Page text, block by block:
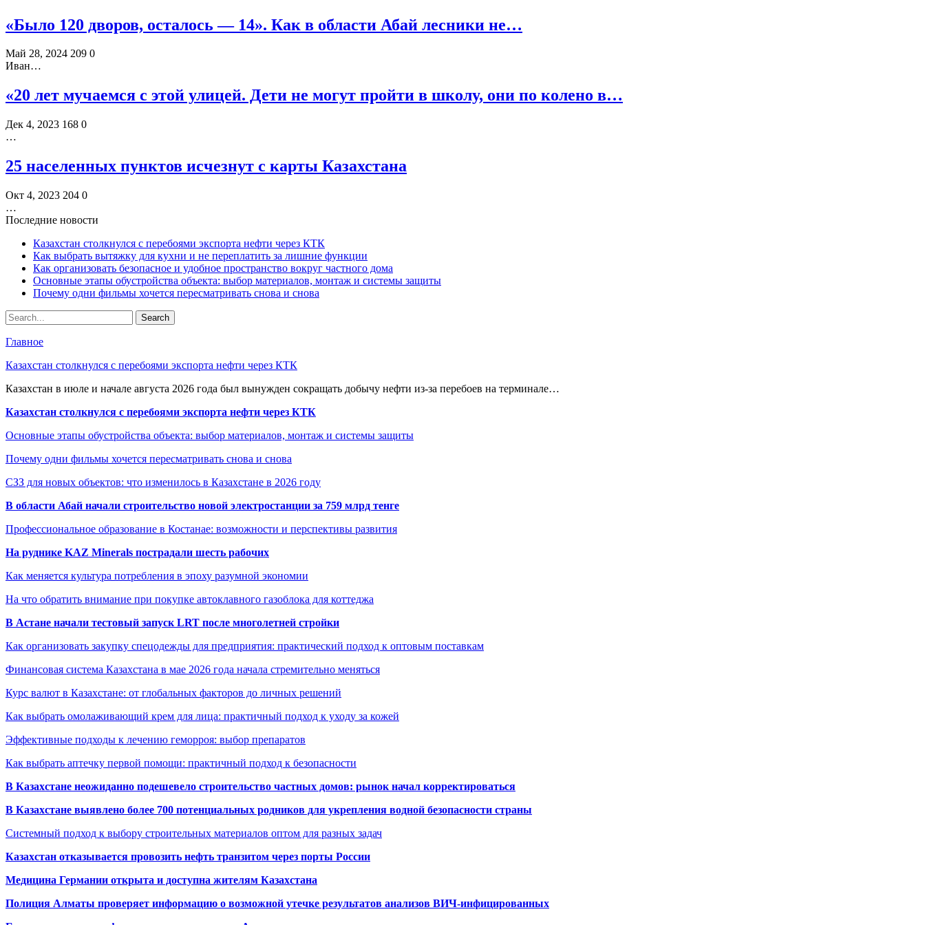
«Было 120 дворов, осталось — 14». Как в области Абай лесники не…
Май 28, 2024 209 0
Иван…
«20 лет мучаемся с этой улицей. Дети не могут пройти в школу, они по колено в…
Дек 4, 2023 168 0
…
25 населенных пунктов исчезнут с карты Казахстана
Окт 4, 2023 204 0
…
Последние новости
Казахстан столкнулся с перебоями экспорта нефти через КТК
Как выбрать вытяжку для кухни и не переплатить за лишние функции
Как организовать безопасное и удобное пространство вокруг частного дома
Основные этапы обустройства объекта: выбор материалов, монтаж и системы защиты
Почему одни фильмы хочется пересматривать снова и снова
Главное
Казахстан столкнулся с перебоями экспорта нефти через КТК
Казахстан в июле и начале августа 2026 года был вынужден сокращать добычу нефти из-за перебоев на терминале…
Казахстан столкнулся с перебоями экспорта нефти через КТК
Основные этапы обустройства объекта: выбор материалов, монтаж и системы защиты
Почему одни фильмы хочется пересматривать снова и снова
СЗЗ для новых объектов: что изменилось в Казахстане в 2026 году
В области Абай начали строительство новой электростанции за 759 млрд тенге
Профессиональное образование в Костанае: возможности и перспективы развития
На руднике KAZ Minerals пострадали шесть рабочих
Как меняется культура потребления в эпоху разумной экономии
На что обратить внимание при покупке автоклавного газоблока для коттеджа
В Астане начали тестовый запуск LRT после многолетней стройки
Как организовать закупку спецодежды для предприятия: практический подход к оптовым поставкам
Финансовая система Казахстана в мае 2026 года начала стремительно меняться
Курс валют в Казахстане: от глобальных факторов до личных решений
Как выбрать омолаживающий крем для лица: практичный подход к уходу за кожей
Эффективные подходы к лечению геморроя: выбор препаратов
Как выбрать аптечку первой помощи: практичный подход к безопасности
В Казахстане неожиданно подешевело строительство частных домов: рынок начал корректироваться
В Казахстане выявлено более 700 потенциальных родников для укрепления водной безопасности страны
Системный подход к выбору строительных материалов оптом для разных задач
Казахстан отказывается провозить нефть транзитом через порты России
Медицина Германии открыта и доступна жителям Казахстана
Полиция Алматы проверяет информацию о возможной утечке результатов анализов ВИЧ-инфицированных